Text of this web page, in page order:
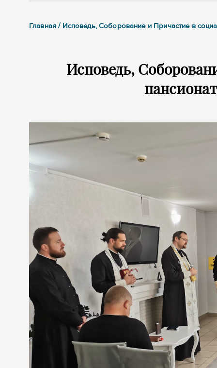
Главная / Исповедь, Соборование и Причастие в
Исповедь,